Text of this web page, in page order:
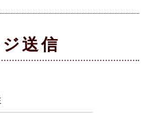
送信